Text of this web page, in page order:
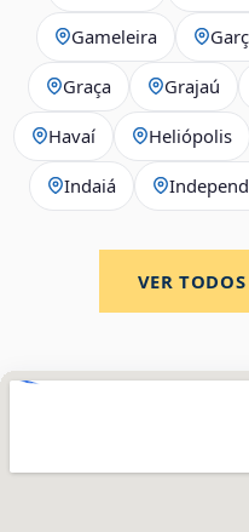
Gameleira
Graça Grajaú
Havaí Heliópolis
Indaiá
VER TODOS